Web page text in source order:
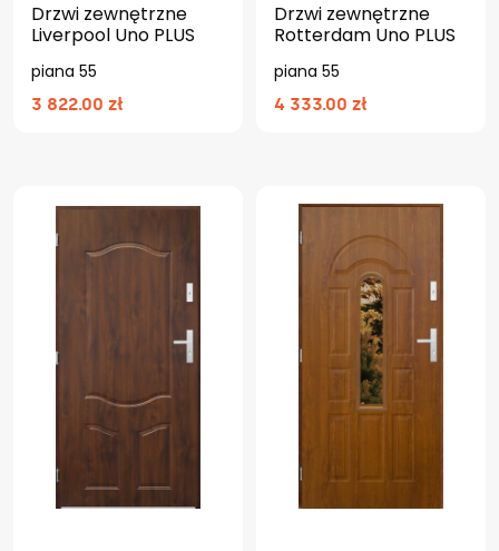
Drzwi zewnętrzne
Liverpool Uno PLUS
piana 55
3 822.00 zł
Drzwi zewnętrzne
Rotterdam Uno PLUS
piana 55
4 333.00 zł